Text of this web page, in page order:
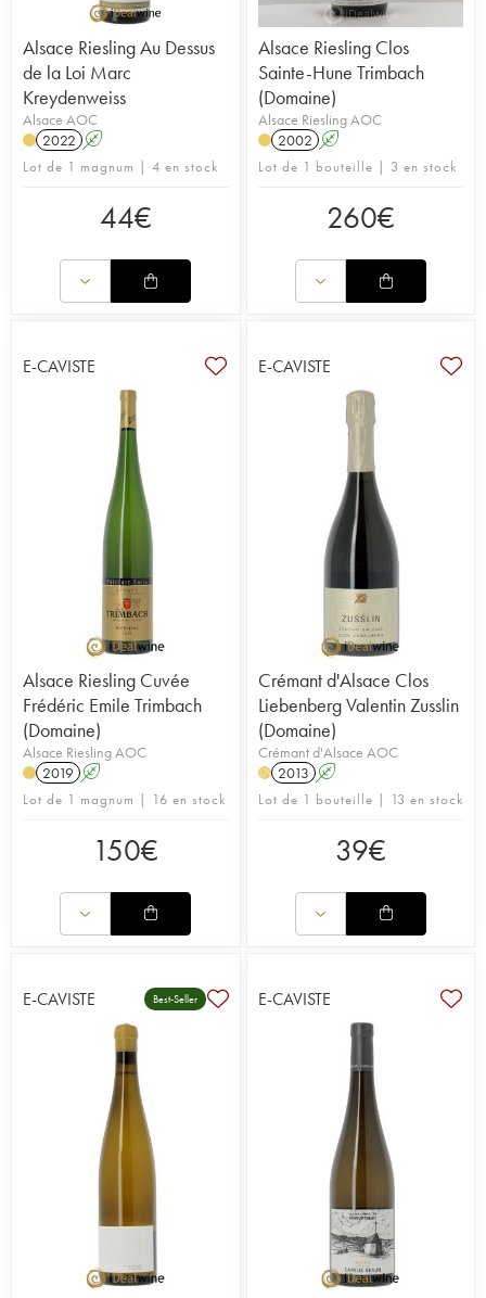
Alsace Riesling Au Dessus
de la Loi Marc
Kreydenweiss
Alsace AOC
2022 A
Lot de 1 magnum | 4 en stock
44€
Alsace Riesling Clos
Sainte-Hune Trimbach
(Domaine)
Alsace Riesling AOC
2002 A
Lot de 1 bouteille | 3 en stock
260€
E-CAVISTE
Alsace Riesling Cuvée
Frédéric Emile Trimbach
(Domaine)
Alsace Riesling AOC
2019 A
Lot de 1 magnum | 16 en stock
150€
E-CAVISTE
Crémant d'Alsace Clos
Liebenberg Valentin Zusslin
(Domaine)
Crémant d'Alsace AOC
H 2013 A
Lot de 1 bouteille | 13 en stock
39€
E-CAVISTE Best-Seller E-CAVISTE